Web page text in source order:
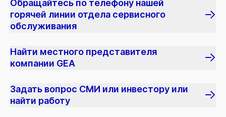
Обращайтесь по телефону нашей
горячей линии отдела сервисного
обслуживания
Найти местного представителя
компании GEA
Задать вопрос СМИ или инвестору или
найти работу